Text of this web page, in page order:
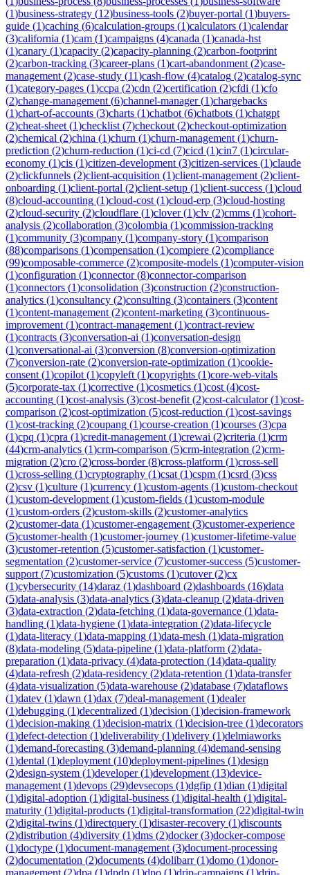
(1)business-strategy (12)business-tools (2)buyer-portal (1)buyers-
guide (1)caching (6)calculation-groups (1)calculators (1)calendar
(3)california (1)cam (1)campaigns (4)canada (1)canada-hst
(1)canary (1)capacity (2)capacity-planning (2)carbon-footprint
(2)carbon-tracking (3)career-plans (1)cart-abandonment (2)case-
management (2)case-study (11)cash-flow (4)catalog (2)catalog-sync
(1)category-pages (1)ccpa (2)cdn (2)certification (2)cfdi (1)cfo
(2)change-management (6)channel-manager(1)chargebacks
(1)chart-of-accounts (3)charts (1)chatbot (6)chatbots (1)chatgpt
(2)cheat-sheet (1)checklist (7)checkout (2)checkout-optimization
(2)chemical (2)china (1)churn (1)churn-management (1)churn-
prediction (2)churn-reduction (1)ci-cd (7)cicd (1)cin7 (1)circular-
economy (1)cis (1)citizen-development (3)citizen-services (1)claude
(2)clickfunnels (2)client-acquisition (1)client-management (2)client-
onboarding (1)client-portal (2)client-setup (1)client-success (1)cloud
(8)cloud-accounting (1)cloud-cost (1)cloud-erp (3)cloud-hosting
(2)cloud-security (2)cloudflare (1)clover(1)clv (2)cmms (1)cohort-
analysis (2)collaboration (3)colombia (1)commission-tracking
(1)community (3)company (1)company-story (1)comparison
(88)comparisons (1)compensation (1)compiere (2)compliance
(99)composable-commerce (2)composite-models (1)computer-vision
(1)configuration (1)connector(8)connector-comparison
(1)connectors (1)consolidation (3)construction (2)construction-
analytics (1)consultancy (2)consulting (3)containers (3)content
(1)content-management (2)content-marketing (3)continuous-
improvement (1)contract-management (1)contract-review
(1)contracts (3)conversation-ai (1)conversation-design
(1)conversational-ai (3)conversion (8)conversion-optimization
(7)conversion-rate (2)conversion-rate-optimization (1)cookie-
consent (1)copilot (1)copyleft (1)copyrights (1)core-web-vitals
(5)corporate-tax (1)corrective (1)cosmetics (1)cost (4)cost-
accounting (1)cost-analysis (3)cost-benefit (2)cost-calculator(1)cost-
comparison (2)cost-optimization (5)cost-reduction (1)cost-savings
(1)cost-tracking (2)coupang (1)course-creation (1)courses (3)cpa
(1)cpq (1)cpra (1)credit-management (1)crewai (2)criteria (1)crm
(44)crm-analytics (1)crm-comparison (5)crm-integration (2)crm-
migration (2)cro (2)cross-border(8)cross-platform (1)cross-sell
(1)cross-selling (1)cryptography (1)csat (1)cspm (1)csrd (3)css
(2)csv (1)culture (1)currency (1)custom-agents (1)custom-checkout
(1)custom-development (1)custom-fields (1)custom-module
(1)custom-orders (2)custom-skills (2)customer-analytics
(2)customer-data (1)customer-engagement (3)customer-experience
(5)customer-health (1)customer-journey (1)customer-lifetime-value
(3)customer-retention (5)customer-satisfaction (1)customer-
segmentation (2)customer-service (7)customer-success (5)customer-
support (7)customization (5)customs (1)cutover(2)cx
(1)cybersecurity (14)daraz (1)dashboard (2)dashboards (16)data
(5)data-analysis (3)data-analytics (3)data-cleanup (2)data-driven
(3)data-extraction (2)data-fetching (1)data-governance (1)data-
handling (1)data-hygiene (1)data-integration (2)data-lifecycle
(1)data-literacy (1)data-mapping (1)data-mesh (1)data-migration
(8)data-modeling (5)data-pipeline (1)data-platform (2)data-
preparation (1)data-privacy (4)data-protection (14)data-quality
(4)data-refresh (2)data-residency (2)data-retention (1)data-transfer
(4)data-visualization (5)data-warehouse (2)database (7)dataflows
(1)datev (1)dawn (1)dax (7)deal-management (1)dealer
(1)debugging (1)decentralized (1)decision (1)decision-framework
(1)decision-making (1)decision-matrix (1)decision-tree (1)decorators
(1)defect-detection (1)deliverability (1)delivery (1)delmiaworks
(1)demand-forecasting (3)demand-planning (4)demand-sensing
(1)dental (1)deployment (10)deployment-pipelines (1)design
(2)design-system (1)developer(1)development (13)device-
management (1)devops (29)devsecops (1)dgfip (1)dian (1)digital
(1)digital-adoption (1)digital-business (1)digital-health (1)digital-
maturity (1)digital-products (1)digital-transformation (22)digital-twin
(2)digital-twins (1)directquery (1)disaster-recovery (1)discounts
(2)distribution (4)diversity (1)dms (2)docker(3)docker-compose
(1)doctype (1)document-management (3)document-processing
(2)documentation (2)documents (4)dolibarr(1)domo (1)donor-
management (2)dpa (1)dpdp (1)dpo (1)drip-campaigns (1)drip-